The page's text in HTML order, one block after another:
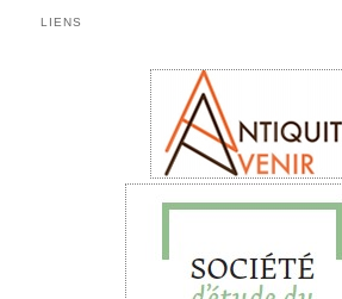
LIENS